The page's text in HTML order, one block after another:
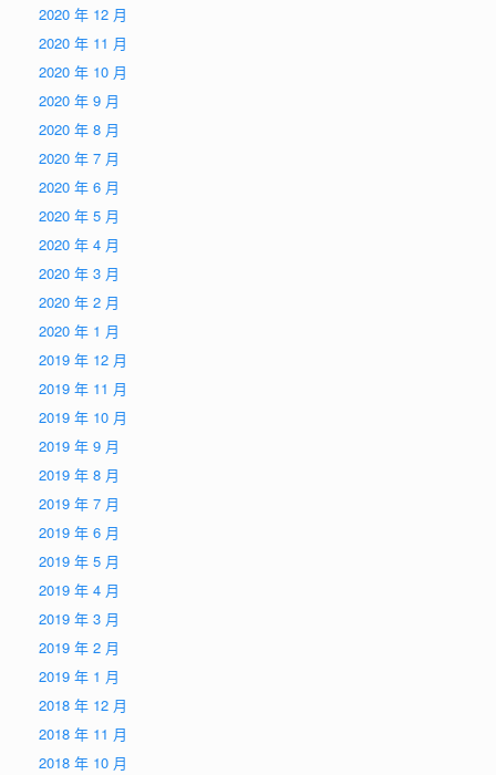
2020 年 12 月
2020 年 11 月
2020 年 10 月
2020 年 9 月
2020 年 8 月
2020 年 7 月
2020 年 6 月
2020 年 5 月
2020 年 4 月
2020 年 3 月
2020 年 2 月
2020 年 1 月
2019 年 12 月
2019 年 11 月
2019 年 10 月
2019 年 9 月
2019 年 8 月
2019 年 7 月
2019 年 6 月
2019 年 5 月
2019 年 4 月
2019 年 3 月
2019 年 2 月
2019 年 1 月
2018 年 12 月
2018 年 11 月
2018 年 10 月